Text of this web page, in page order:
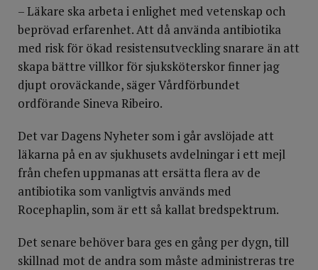
– Läkare ska arbeta i enlighet med vetenskap och
beprövad erfarenhet. Att då använda antibiotika
med risk för ökad resistensutveckling snarare än att
skapa bättre villkor för sjuksköterskor finner jag
djupt oroväckande, säger Vårdförbundet
ordförande Sineva Ribeiro.
Det var Dagens Nyheter som i går avslöjade att
läkarna på en av sjukhusets avdelningar i ett mejl
från chefen uppmanas att ersätta flera av de
antibiotika som vanligtvis används med
Rocephaplin, som är ett så kallat bredspektrum.
Det senare behöver bara ges en gång per dygn, till
skillnad mot de andra som måste administreras tre